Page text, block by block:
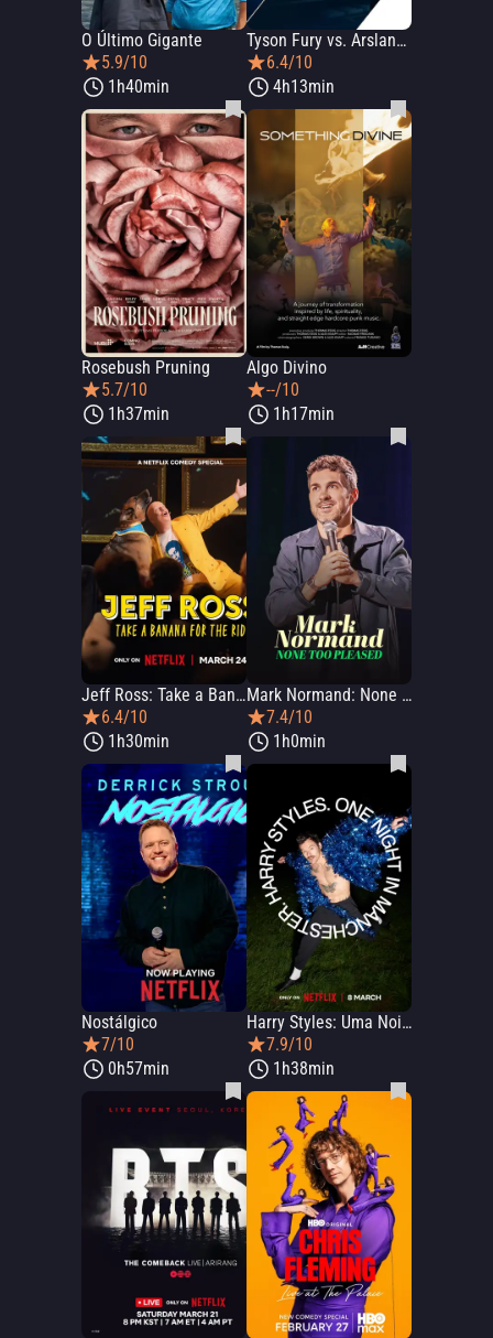
O Último Gigante
5.9/10
1h40min
Tyson Fury vs. Arslanbek Makhmudov
6.4/10
4h13min
Rosebush Pruning
5.7/10
1h37min
Algo Divino
--/10
1h17min
Jeff Ross: Take a Banana for the Ride
6.4/10
1h30min
Mark Normand: None Too Pleased
7.4/10
1h0min
Nostálgico
7/10
0h57min
Harry Styles: Uma Noite em Manchester
7.9/10
1h38min